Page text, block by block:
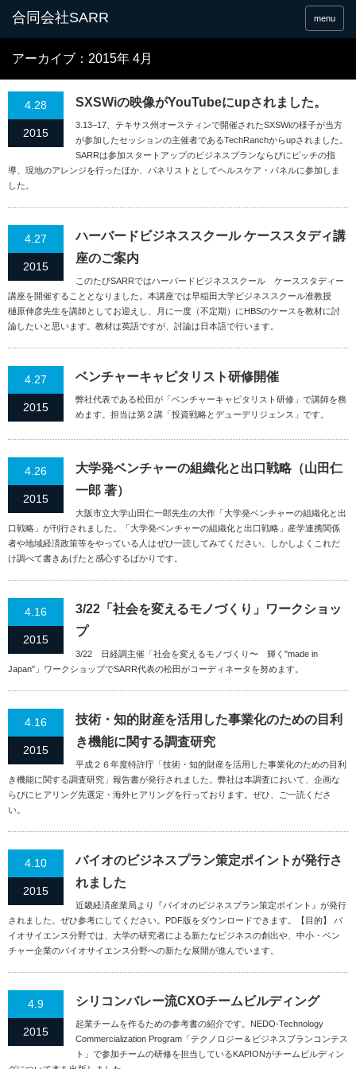
合同会社SARR menu
アーカイブ：2015年 4月
4.28
2015
SXSWiの映像がYouTubeにupされました。
3.13−17、テキサス州オースティンで開催されたSXSWiの様子が当方
が参加したセッションの主催者であるTechRanchからupされました。
SARRは参加スタートアップのビジネスプランならびにピッチの指
導、現地のアレンジを行ったほか、パネリストとしてヘルスケア・パネルに参加しま
した。
4.27
2015
ハーバードビジネススクール ケーススタディ講
座のご案内
このたびSARRではハーバードビジネススクール ケーススタディー
講座を開催することとなりました。本講座では早稲田大学ビジネススクール准教授
樋原伸彦先生を講師としてお迎えし、月に一度（不定期）にHBSのケースを教材に討
論したいと思います。教材は英語ですが、討論は日本語で行います。
4.27
2015
ベンチャーキャピタリスト研修開催
弊社代表である松田が「ベンチャーキャピタリスト研修」で講師を務
めます。担当は第２講「投資戦略とデューデリジェンス」です。
4.26
2015
大学発ベンチャーの組織化と出口戦略（山田仁
一郎 著）
大阪市立大学山田仁一郎先生の大作「大学発ベンチャーの組織化と出
口戦略」が刊行されました。「大学発ベンチャーの組織化と出口戦略」産学連携関係
者や地域経済政策等をやっている人はぜひ一読してみてください。しかしよくこれだ
け調べて書きあげたと感心するばかりです。
4.16
2015
3/22「社会を変えるモノづくり」ワークショッ
プ
3/22 日経調主催「社会を変えるモノづくり〜 輝く"made in
Japan"」ワークショップでSARR代表の松田がコーディネータを努めます。
4.16
2015
技術・知的財産を活用した事業化のための目利
き機能に関する調査研究
平成２６年度特許庁「技術・知的財産を活用した事業化のための目利
き機能に関する調査研究」報告書が発行されました。弊社は本調査において、企画な
らびにヒアリング先選定・海外ヒアリングを行っております。ぜひ、ご一読くださ
い。
4.10
2015
バイオのビジネスプラン策定ポイントが発行さ
れました
近畿経済産業局より『バイオのビジネスプラン策定ポイント』が発行
されました。ぜひ参考にしてください。PDF版をダウンロードできます。【目的】 バ
イオサイエンス分野では、大学の研究者による新たなビジネスの創出や、中小・ベン
チャー企業のバイオサイエンス分野への新たな展開が進んでいます。
4.9
2015
シリコンバレー流CXOチームビルディング
起業チームを作るための参考書の紹介です。NEDO-Technology
Commercialization Program「テクノロジー＆ビジネスプランコンテス
ト」で参加チームの研修を担当しているKAPIONがチームビルディン